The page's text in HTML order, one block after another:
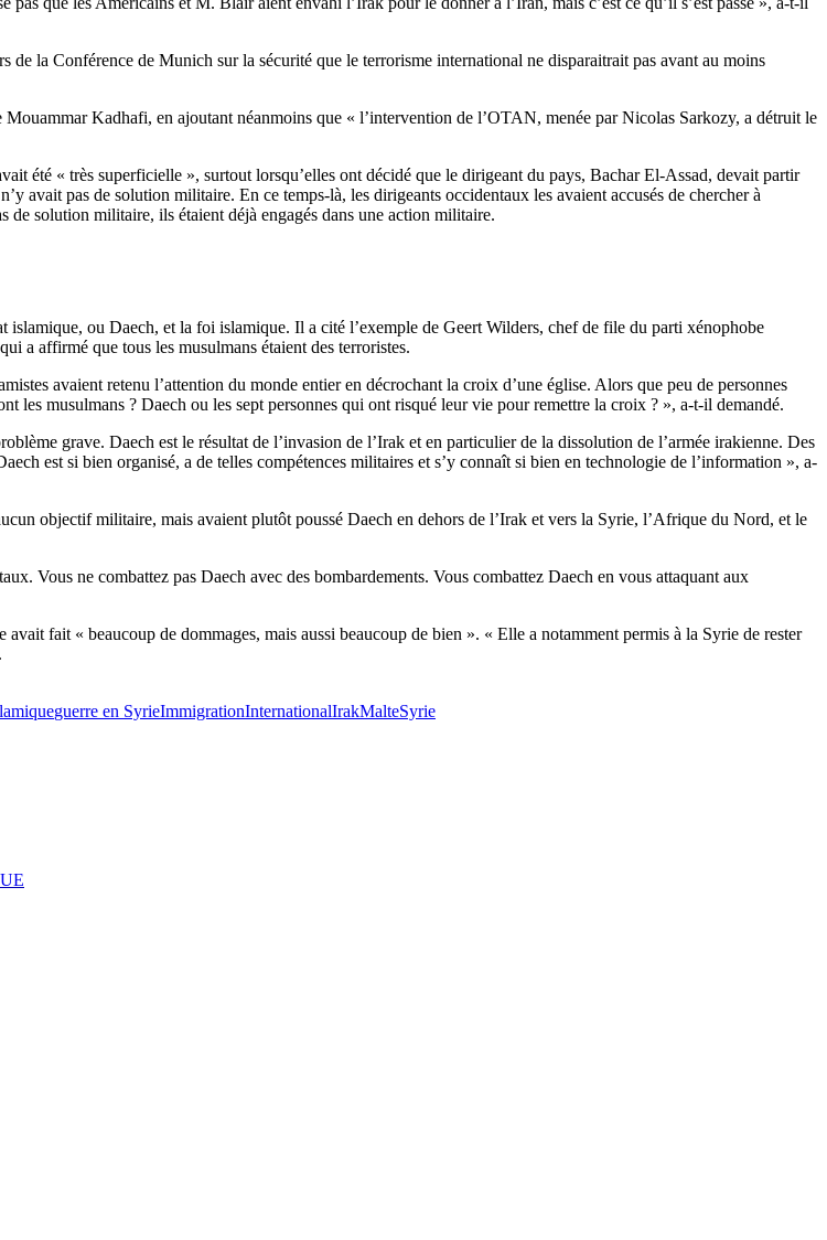
la Conférence de Munich sur la sécurité que le terrorisme international ne disparaitrait pas avant au moins
Kadhafi, en ajoutant néanmoins que « l’intervention de l’OTAN, menée par Nicolas Sarkozy, a détruit le
été « très superficielle », surtout lorsqu’elles ont décidé que le dirigeant du pays, Bachar El-Assad, devait partir
avait pas de solution militaire. En ce temps-là, les dirigeants occidentaux les avaient accusés de chercher à
solution militaire, ils étaient déjà engagés dans une action militaire.
ou Daech, et la foi islamique. Il a cité l’exemple de Geert Wilders, chef de file du parti xénophobe
a affirmé que tous les musulmans étaient des terroristes.
avaient retenu l’attention du monde entier en décrochant la croix d’une église. Alors que peu de personnes
les musulmans ? Daech ou les sept personnes qui ont risqué leur vie pour remettre la croix ? », a-t-il demandé.
grave. Daech est le résultat de l’invasion de l’Irak et en particulier de la dissolution de l’armée irakienne. Des
est si bien organisé, a de telles compétences militaires et s’y connaît si bien en technologie de l’information », a-
objectif militaire, mais avaient plutôt poussé Daech en dehors de l’Irak et vers la Syrie, l’Afrique du Nord, et le
Vous ne combattez pas Daech avec des bombardements. Vous combattez Daech en vous attaquant aux
fait « beaucoup de dommages, mais aussi beaucoup de bien ». « Elle a notamment permis à la Syrie de rester
guerre en SyrieImmigrationInternationalIrakMalteSyrie